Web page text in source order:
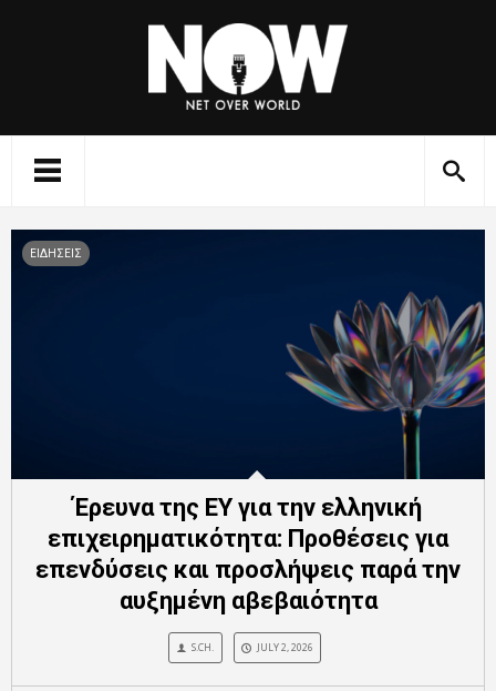
ΕΙΔΗΣΕΙΣ
Έρευνα της ΕΥ για την ελληνική
επιχειρηματικότητα: Προθέσεις για
επενδύσεις και προσλήψεις παρά την
αυξημένη αβεβαιότητα
S.CH. JULY 2, 2026